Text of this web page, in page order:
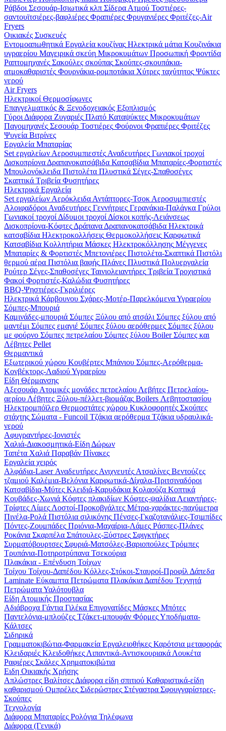
Ράβδοι Σεσουάρ-Ισιωτικά κλπ Σίδερα Ατμού Τοστιέρες-
σαντουϊτσιέρες-βαφλιέρες Φραπιέρες Φρυγανιέρες Φριτέζες-Air
Fryers
Οικιακές Συσκευές
Εντομοαπωθητικά Εργαλεία κουζίνας Ηλεκτρικά μάτια Κουζινάκια
υγραερίου Μαγειρικά σκεύη Μικροκυμάτων Προσωπική Φροντίδα
Ραπτομηχανές Σακούλες σκούπας Σκούπες-σκουπάκια-
ατμοκαθαριστές Φουρνάκια-ρομποτάκια Χύτρες ταχύτητος Ψύκτες
νερού
Air Fryers
Ηλεκτρικοί Θερμοσίφωνες
Επαγγελματικός & Ξενοδοχειακός Εξοπλισμός
Γύροι Διάφορα Ζυγαριές Πλατό Καταψύκτες Μικροκυμάτων
Παγομηχανές Σεσουάρ Τοστιέρες Φούρνοι Φραπιέρες Φριτέζες
Ψυγεία Βιτρίνες
Εργαλεία Μπαταρίας
Set εργαλείων Αεροσυμπιεστές Αναδευτήρες Γωνιακοί τροχοί
Δισκοπρίονα Δραπανοκατσάβιδα Κατσαβίδια Μπαταρίες-Φορτιστές
Μπουλονόκλειδα Πιστολέτα Πλυστικά Σέγες-Σπαθοσέγες
Σκαπτικά Τριβεία Φυσητήρες
Ηλεκτρικά Εργαλεία
Set εργαλείων Αερόκλειδα Αντάπτορες-Τσοκ Αεροσυμπιεστές
Αλοιφαδόροι Αναδευτήρες Γεννήτριες Γερανάκια-Παλάγκα Γρύλοι
Γωνιακοί τροχοί Δίδυμοι τροχοί Δίσκοι κοπής-Λειάνσεως
Δισκοπρίονα-Κόφτες Δράπανα Δραπανοκατσάβιδα Ηλεκτρικά
κατσαβίδια Ηλεκτροκολλήσεις Θερμοκολλήσεις Καρφωτικά
Κατσαβίδια Κολλητήρια Μάσκες Ηλεκτροκόλλησης Μέγγενες
Μπαταρίες & Φορτιστές Μπετονιέρες Πιστολέτα-Σκαπτικά Πιστόλι
θερμού αέρα Πιστόλια βαφής Πλάνες Πλυστικά Πολυεργαλεία
Ρούτερ Σέγες-Σπαθοσέγες Ταινιολειαντήρες Τριβεία Τροχιστικά
Φακοί Φορτιστές-Καλώδια Φυσητήρες
BBQ-Ψηστιέρες-Γκριλιέρες
Ηλεκτρικά Κάρβουνου Σχάρες-Μοτέρ-ΠαρελκόμεναΥγραερίου
Σόμπες-Μπουριά
Καμινάδες-μπουριά Σόμπες Ξύλου από ατσάλι Σόμπες ξύλου από
μαντέμι Σόμπες εμαγιέ Σόμπες ξύλου αερόθερμες Σόμπες ξύλου
με φούρνο Σόμπες πετρελαίου Σόμπες ξύλου Boiler Σόμπες και
Λέβητες Pellet
Θερμαντικά
Εξωτερικού χώρου Κουβέρτες Μπάνιου Σόμπες-Αερόθερμα-
Κονβέκτορς-ΛαδιούΥγραερίου
Είδη Θέρμανσης
Αξεσουάρ Ατομικές μονάδες πετρελαίου Λεβήτες Πετρελαίου-
αερίου Λέβητες Ξύλου-πέλλετ-βιομάζας Boilers Λεβητοστασίου
Ηλεκτρομπόϊλερ Θερμοστάτες χώρου Κυκλοφορητές Σκούπες
στάχτης Σώματα - Funcoil Τζάκια αερόθερμα Τζάκια υδραυλικά-
νερού
Αφυγραντήρες-Ιονιστές
Χαλιά-Διακοσμητικά-Είδη Δώρων
Ταπέτα Χαλιά Παραβάν Πίνακες
Εργαλεία χειρός
Αλφάδια-Laser Αναδευτήρες Ανιχνευτές Ατσαλίνες Βεντούζες
τζαμιού Καλέμια-Βελόνια Καρφωτικά-Δίχαλα-Πριτσιναδόροι
Κατσαβίδια-Μύτες Κλειδιά-Καρυδάκια Κολαούζα Κοπτικά
Κουβάδες-Χωνιά Κόφτες πλακιδίων Κόφτες-ψαλίδια Λειαντήρες-
Τρίφτες Λίμες Λοστοί-Προκοβγάλτες Μέτρα-χαράκτες-παχύμετρα
Πινέλα-Ρολά Πιστόλια σιλικόνης Πένσες-Γκαζοτανάλιες-Τσιμπίδες
Πόντες-Ζουμπάδες Πριόνια-Μαχαίρια-Λάμες Ράσπες-Πλάνες
Ροκάνια Σκαρπέλα Σπάτουλες-Ξύστρες Σφιγκτήρες
Συρματόβουρτσες Σφυριά-Ματσόλες-Βαριοπούλες Τρόμπες
Τρυπάνια-Ποτηροτρύπανα Τσεκούρια
Πλακάκια - Επένδυση Τοίχων
Τοίχου Τοίχου-Δαπέδου Κόλλες-Στόκοι-Σταυροί-Προφίλ Δάπεδα
Laminate Εύκαμπτα Πετρώματα Πλακάκια Δαπέδου Τεχνητά
ΠετρώματαΥαλότουβλα
Είδη Ατομικής Προστασίας
Αδιάβροχα Γάντια Γιλέκα Επιγονατίδες Μάσκες Μπότες
Παντελόνια-μπλούζες Τζάκετ-μπουφάν ΦόρμεςΥποδήματα-
Κάλτσες
Σιδηρικά
Γραμματοκιβώτια-Φαρμακεία Εργαλειοθήκες Καρότσια μεταφοράς
Κλειδαριές Κλειδοθήκες Λιπαντικά-Αντισκουριακά Λουκέτα
Ραφιέρες Σκάλες Χρηματοκιβώτια
Ειδη Οικιακής Χρήσης
Απλώστρες Βαλίτσες Διάφορα είδη σπιτιού Καθαριστικά-είδη
καθαρισμού Ομπρέλες Σιδερώστρες Στέγαστρα Σφουγγαρίστρες-
Σκούπες
Τεχνολογία
Διάφορα Μπαταρίες Ρολόγια Τηλέφωνα
Διάφορα (Γενικά)